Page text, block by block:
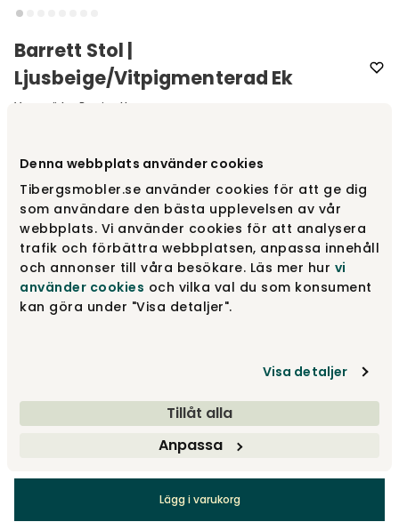
Denna webbplats använder cookies
Tibergsmobler.se använder cookies för att ge dig
som användare den bästa upplevelsen av vår
webbplats. Vi använder cookies för att analysera
trafik och förbättra webbplatsen, anpassa innehåll
och annonser till våra besökare. Läs mer hur vi
använder cookies och vilka val du som konsument
kan göra under "Visa detaljer".
Visa detaljer
Tillåt alla
Anpassa
Barrett Stol |
Ljusbeige/Vitpigmenterad Ek
Varumärke Rowico Home
Välj utförandeLjusbeige | Vitpigmenterad ek
Ljusbeige | Vitpigmenterad ek
Ljusbeige | Ek 2 295 kr
2 295 kr
Lägg i varukorg